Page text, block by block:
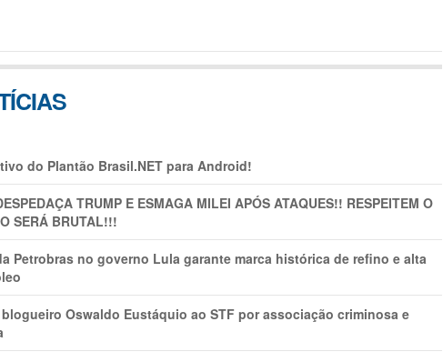
do Plantão Brasil.NET para Android!
TRUMP E ESMAGA MILEI APÓS ATAQUES!! RESPEITEM O
SERÁ BRUTAL!!!
Petrobras no governo Lula garante marca histórica de refino e alta
Oswaldo Eustáquio ao STF por associação criminosa e